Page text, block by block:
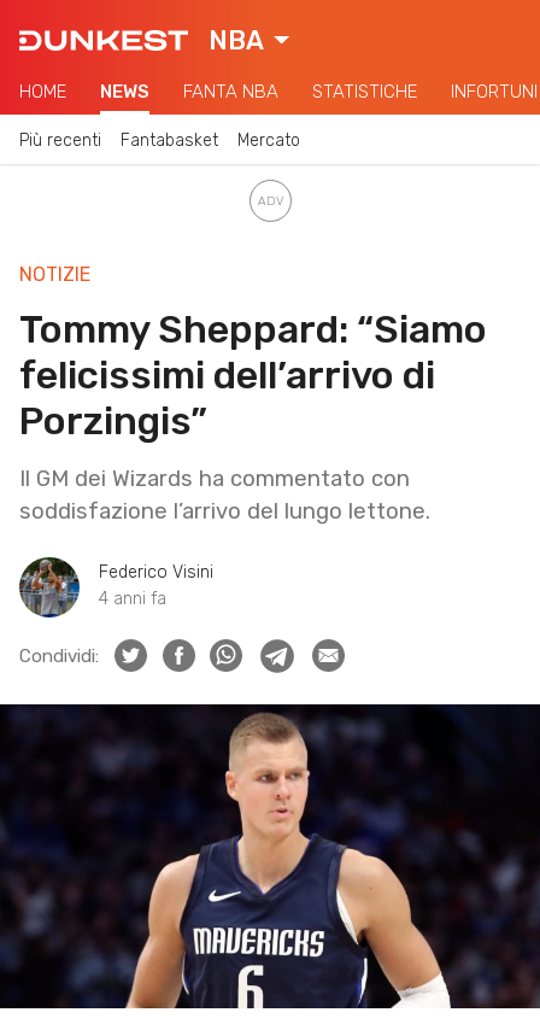
NBA
HOME NEWS FANTA NBA STATISTICHE INFORTUNI
Più recenti Fantabasket Mercato
NOTIZIE
Tommy Sheppard: “Siamo
felicissimi dell’arrivo di
Porzingis”
Il GM dei Wizards ha commentato con
soddisfazione l’arrivo del lungo lettone.
Federico Visini
4 anni fa
Condividi: